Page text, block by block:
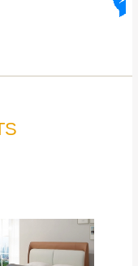
難等因素，導致無
力完成配送外，視
並非一般快速到貨
正負0.5CM)
破壞，恕無法
超過7日鑑賞
用習慣、居家